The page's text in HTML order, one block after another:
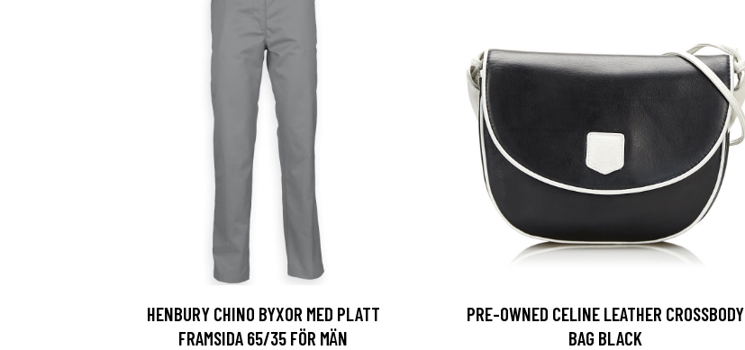
HENBURY CHINO BYXOR MED PLATT
FRAMSIDA 65/35 FÖR MÄN
PRE-OWNED CELINE LEATHER CROSSBODY
BAG BLACK